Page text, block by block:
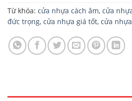
Từ khóa: cửa nhựa cách âm, cửa
đức trọng, cửa nhựa giá tốt, cửa